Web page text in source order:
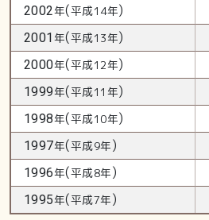
2002年(平成14年)
2001 年(平成13年)
2000年(平成12年)
1999年(平成11年)
1998年(平成10年)
1997年(平成9年)
1996年(平成8年)
1995年(平成7年)